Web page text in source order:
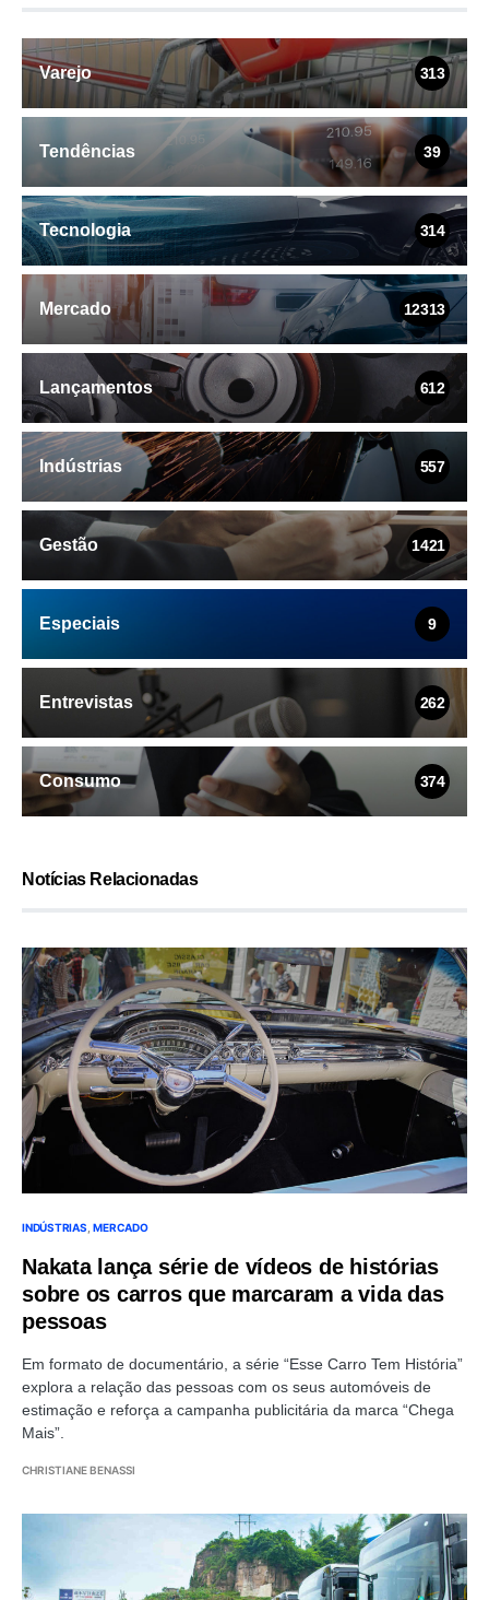
Varejo 313
Tendências 39
Tecnologia 314
Mercado 12313
Lançamentos 612
Indústrias 557
Gestão 1421
Especiais 9
Entrevistas 262
Consumo 374
Notícias Relacionadas
INDÚSTRIAS MERCADO
Nakata lança série de vídeos de histórias
sobre os carros que marcaram a vida das
pessoas
Em formato de documentário, a série “Esse Carro Tem História”
explora a relação das pessoas com os seus automóveis de
estimação e reforça a campanha publicitária da marca “Chega
Mais”.
CHRISTIANE BENASSI